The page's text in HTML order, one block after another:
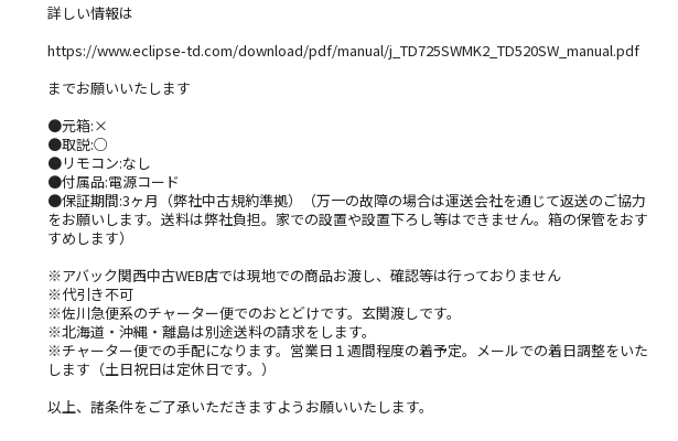
詳しい情報は
https://www.eclipse-td.com/download/pdf/manual/j_TD725SWMK2_TD520SW_manual.pdf
までお願いいたします
●元箱:×
●取説:○
●リモコン:なし
●付属品:電源コード
●保証期間:3ヶ月（弊社中古規約準拠）（万一の故障の場合は運送会社を通じて返送のご協力
をお願いします。送料は弊社負担。家での設置や設置下ろし等はできません。箱の保管をおす
すめします）
※アバック関西中古WEB店では現地での商品お渡し、確認等は行っておりません
※代引き不可
※佐川急便系のチャーター便でのおとどけです。玄関渡しです。
※北海道・沖縄・離島は別途送料の請求をします。
※チャーター便での手配になります。営業日１週間程度の着予定。メールでの着日調整をいた
します（土日祝日は定休日です。）
以上、諸条件をご了承いただきますようお願いいたします。